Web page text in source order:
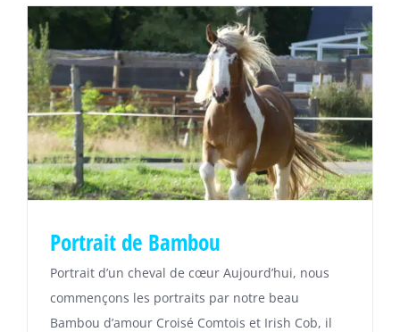
Portrait de Bambou
Portrait d’un cheval de cœur Aujourd’hui, nous
commençons les portraits par notre beau
Bambou d’amour Croisé Comtois et Irish Cob, il